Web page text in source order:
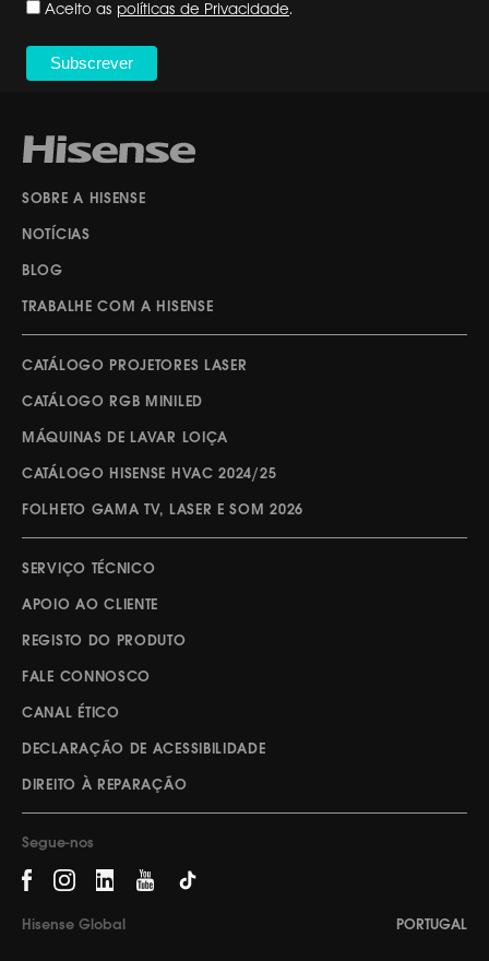
Aceito as políticas de Privacidade.
SOBRE A HISENSE
NOTÍCIAS
BLOG
TRABALHE COM A HISENSE
CATÁLOGO PROJETORES LASER
CATÁLOGO RGB MINILED
MÁQUINAS DE LAVAR LOIÇA
CATÁLOGO HISENSE HVAC 2024/25
FOLHETO GAMA TV, LASER E SOM 2026
SERVIÇO TÉCNICO
APOIO AO CLIENTE
REGISTO DO PRODUTO
FALE CONNOSCO
CANAL ÉTICO
DECLARAÇÃO DE ACESSIBILIDADE
DIREITO À REPARAÇÃO
Segue-nos
Hisense Global PORTUGAL